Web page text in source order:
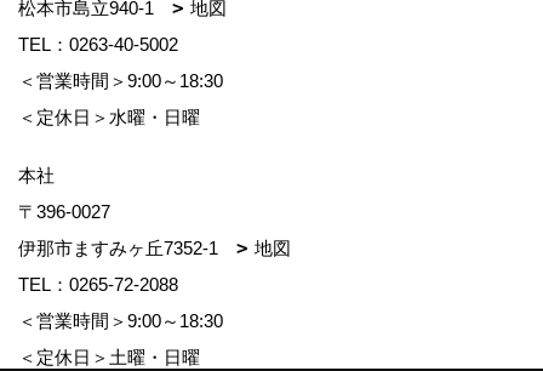
松本市島立940-1
地図
TEL： 0263-40-5002
＜営業時間＞9:00～18:30
＜定休日＞水曜・日曜
本社
〒396-0027
伊那市ますみヶ丘7352-1
地図
TEL： 0265-72-2088
＜営業時間＞9:00～18:30
＜定休日＞土曜・日曜